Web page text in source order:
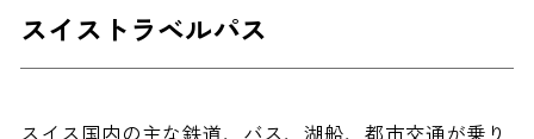
スイストラベルパス